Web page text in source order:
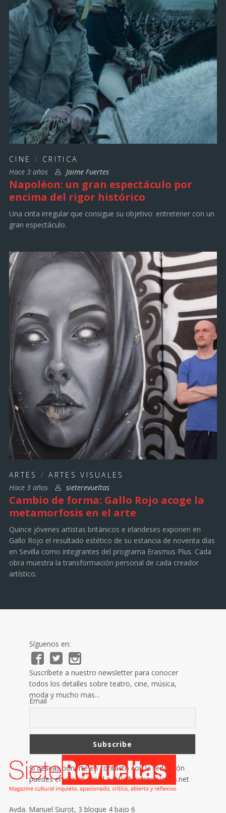
CINE / CRITICA
Hace 3 años
Jaime Fuertes
Napoléon: un gran espectáculo por
encima del rigor histórico
Una cinta irregular que consigue su objetivo: entretener con un
gran espectáculo.
ARTES /ARTES VISUALES
Hace 3 años
sieterevueltas
Cambio de forma: Gallo Rojo acoge la
metamorfosis en el arte
Quince jóvenes artistas británicos e irlandeses exponen en
Gallo Rojo el resultado estético de su estancia de noventa días
en Sevilla como integrantes del programa Erasmus Plus. Cada
obra muestra la transformación personal de cada creador
artístico.
Síguenos en:
Suscríbete a nuestro newsletter para conocer
todos los detalles sobre teatro, cine, música,
moda y mucho mas...
Email
Si deseas ponerte en contacto con la redacción
puedes enviar un email ainfo@sieterevueltas.net
Avda. Manuel Siurot, 3 bloque 4 bajo 6